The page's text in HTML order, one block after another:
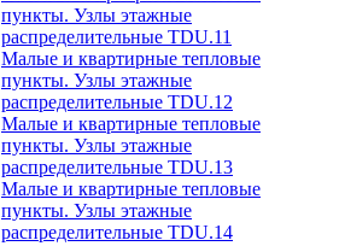
пункты. Узлы этажные
распределительные TDU.11
Малые и квартирные тепловые
пункты. Узлы этажные
распределительные TDU.12
Малые и квартирные тепловые
пункты. Узлы этажные
распределительные TDU.13
Малые и квартирные тепловые
пункты. Узлы этажные
распределительные TDU.14